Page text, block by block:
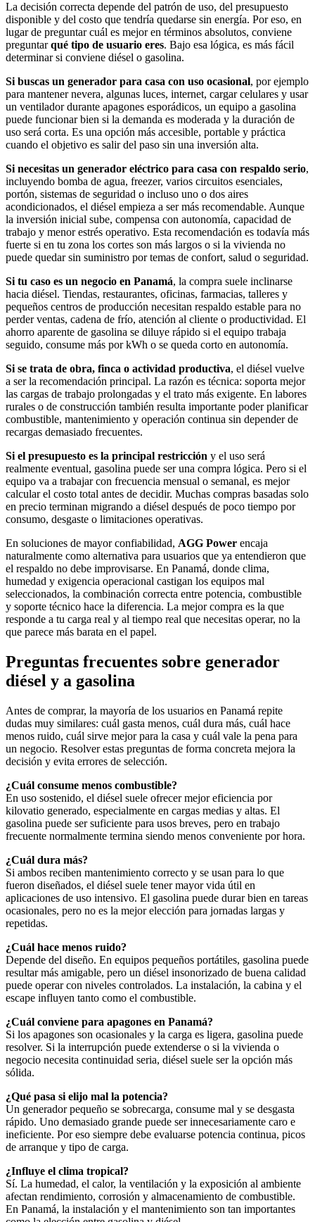
La decisión correcta depende del patrón de uso, del presupuesto
disponible y del costo que tendría quedarse sin energía. Por eso, en
lugar de preguntar cuál es mejor en términos absolutos, conviene
preguntarqué tipo de usuario eres. Bajo esa lógica, es más fácil
determinar si conviene diésel o gasolina.
Si buscas un generador para casa con uso ocasional, por ejemplo
para mantener nevera, algunas luces, internet, cargar celulares y usar
un ventilador durante apagones esporádicos, un equipo a gasolina
puede funcionar bien si la demanda es moderada y la duración de
uso será corta. Es una opción más accesible, portable y práctica
cuando el objetivo es salir del paso sin una inversión alta.
Si necesitas un generador eléctrico para casa con respaldo serio,
incluyendo bomba de agua, freezer, varios circuitos esenciales,
portón, sistemas de seguridad o incluso uno o dos aires
acondicionados, el diésel empieza a ser más recomendable. Aunque
la inversión inicial sube, compensa con autonomía, capacidad de
trabajo y menor estrés operativo. Esta recomendación es todavía más
fuerte si en tu zona los cortes son más largos o si la vivienda no
puede quedar sin suministro por temas de confort, salud o seguridad.
Si tu caso es un negocio en Panamá, la compra suele inclinarse
hacia diésel. Tiendas, restaurantes, oficinas, farmacias, talleres y
pequeños centros de producción necesitan respaldo estable para no
perder ventas, cadena de frío, atención al cliente o productividad. El
ahorro aparente de gasolina se diluye rápido si el equipo trabaja
seguido, consume más por kWh o se queda corto en autonomía.
Si se trata de obra, finca o actividad productiva, el diésel vuelve
a ser la recomendación principal. La razón es técnica: soporta mejor
las cargas de trabajo prolongadas y el trato más exigente. En labores
rurales o de construcción también resulta importante poder planificar
combustible, mantenimiento y operación continua sin depender de
recargas demasiado frecuentes.
Si el presupuesto es la principal restricción y el uso será
realmente eventual, gasolina puede ser una compra lógica. Pero si el
equipo va a trabajar con frecuencia mensual o semanal, es mejor
calcular el costo total antes de decidir. Muchas compras basadas solo
en precio terminan migrando a diésel después de poco tiempo por
consumo, desgaste o limitaciones operativas.
En soluciones de mayor confiabilidad, AGG Power encaja
naturalmente como alternativa para usuarios que ya entendieron que
el respaldo no debe improvisarse. En Panamá, donde clima,
humedad y exigencia operacional castigan los equipos mal
seleccionados, la combinación correcta entre potencia, combustible
y soporte técnico hace la diferencia. La mejor compra es la que
responde a tu carga real y al tiempo real que necesitas operar, no la
que parece más barata en el papel.
Preguntas frecuentes sobre generador
diésel y a gasolina
Antes de comprar, la mayoría de los usuarios en Panamá repite
dudas muy similares: cuál gasta menos, cuál dura más, cuál hace
menos ruido, cuál sirve mejor para la casa y cuál vale la pena para
un negocio. Resolver estas preguntas de forma concreta mejora la
decisión y evita errores de selección.
¿Cuál consume menos combustible?
En uso sostenido, el diésel suele ofrecer mejor eficiencia por
kilovatio generado, especialmente en cargas medias y altas. El
gasolina puede ser suficiente para usos breves, pero en trabajo
frecuente normalmente termina siendo menos conveniente por hora.
¿Cuál dura más?
Si ambos reciben mantenimiento correcto y se usan para lo que
fueron diseñados, el diésel suele tener mayor vida útil en
aplicaciones de uso intensivo. El gasolina puede durar bien en tareas
ocasionales, pero no es la mejor elección para jornadas largas y
repetidas.
¿Cuál hace menos ruido?
Depende del diseño. En equipos pequeños portátiles, gasolina puede
resultar más amigable, pero un diésel insonorizado de buena calidad
puede operar con niveles controlados. La instalación, la cabina y el
escape influyen tanto como el combustible.
¿Cuál conviene para apagones en Panamá?
Si los apagones son ocasionales y la carga es ligera, gasolina puede
resolver. Si la interrupción puede extenderse o si la vivienda o
negocio necesita continuidad seria, diésel suele ser la opción más
sólida.
¿Qué pasa si elijo mal la potencia?
Un generador pequeño se sobrecarga, consume mal y se desgasta
rápido. Uno demasiado grande puede ser innecesariamente caro e
ineficiente. Por eso siempre debe evaluarse potencia continua, picos
de arranque y tipo de carga.
¿Influye el clima tropical?
Sí. La humedad, el calor, la ventilación y la exposición al ambiente
afectan rendimiento, corrosión y almacenamiento de combustible.
En Panamá, la instalación y el mantenimiento son tan importantes